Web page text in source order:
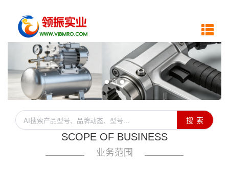
搜 索
SCOPE OF BUSINESS
业务范围